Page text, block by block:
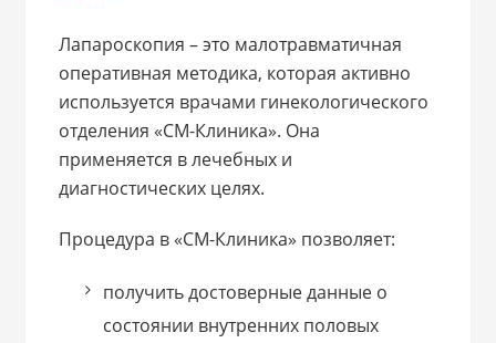
Лапароскопия – это малотравматичная
оперативная методика, которая активно
используется врачами гинекологического
отделения «СМ-Клиника». Она
применяется в лечебных и
диагностических целях.
Процедура в «СМ-Клиника» позволяет:
получить достоверные данные о
состоянии внутренних половых